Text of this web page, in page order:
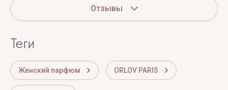
Отзывы
теги
Женский парфюм ORLOV PARIS